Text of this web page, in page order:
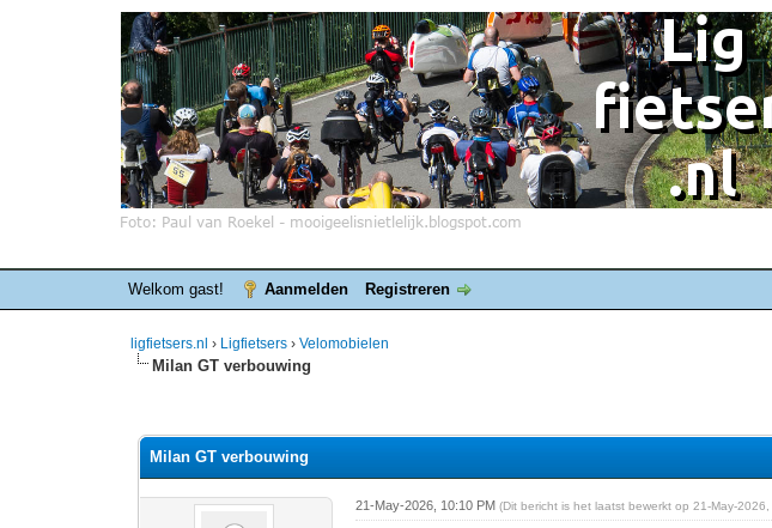
Welkom gast! Aanmelden Registreren
ligfietsers.nl › Ligfietsers ›Velomobielen
Milan GT verbouwing
Milan GT verbouwing
21-May-2026, 10:10 PM(Dit bericht is het laatst bewerkt op 21-May-